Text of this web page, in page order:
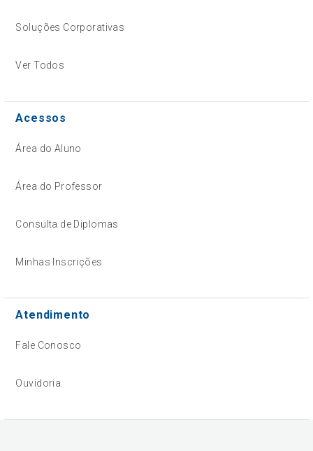
Soluções Corporativas
Ver Todos
Acessos
Área do Aluno
Área do Professor
Consulta de Diplomas
Minhas Inscrições
Atendimento
Fale Conosco
Ouvidoria